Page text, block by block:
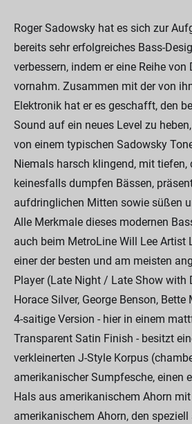
Roger Sadowsky hat es sich zur
bereits sehr erfolgreiches Bass-
verbessern, indem er eine Reihe von
vornahm. Zusammen mit der von
Elektronik hat er es geschafft, den
Sound auf ein neues Level zu
von einem typischen Sadowsky
Niemals harsch klingend, mit tiefen,
keinesfalls dumpfen Bässen,
aufdringlichen Mitten sowie süßen
Alle Merkmale dieses modernen
auch beim MetroLine Will Lee Artist
einer der besten und am meisten
Player (Late Night / Late Show with
Horace Silver, George Benson,
4-saitige Version - hier in einem
Transparent Satin Finish - besitzt
verkleinerten J-Style Korpus
amerikanischer Sumpfesche, einen
Hals aus amerikanischem Ahorn
amerikanischem Ahorn, den